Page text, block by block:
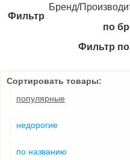
Бренд/
Фильтр
по
Фильтр
Сортировать товары:
популярные
недорогие
по названию